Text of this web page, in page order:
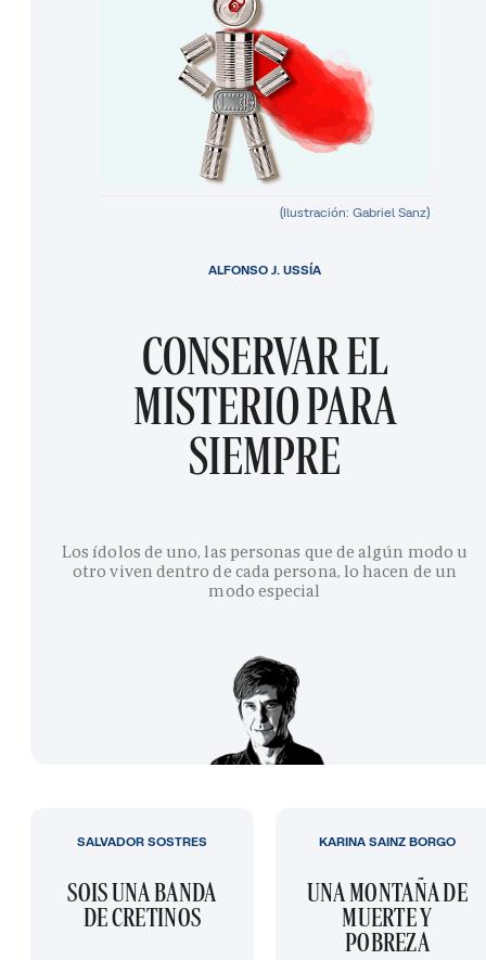
(Ilustración: Gabriel Sanz)
CONSERVAR EL
MISTERIO PARA
SIEMPRE
Los ídolos de uno, las personas que de algún modo u
otro viven dentro de cada persona, lo hacen de un
modo especial
ALFONSO J. USSÍA
SOIS UNA BANDA
DE CRETINOS
SALVADOR SOSTRES
UNA MONTAÑA DE
MUERTE Y
POBREZA
KARINA SAINZ BORGO